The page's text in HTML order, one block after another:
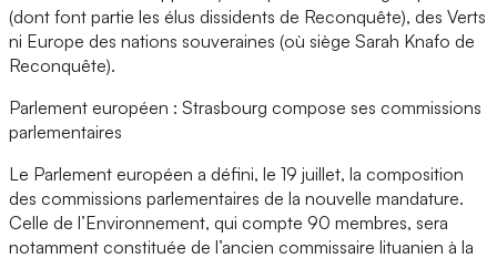
(dont font partie les élus dissidents de Reconquête), des Verts
ni Europe des nations souveraines (où siège Sarah Knafo de
Reconquête).
Parlement européen : Strasbourg compose ses commissions
parlementaires
Le Parlement européen a défini, le 19 juillet, la composition
des commissions parlementaires de la nouvelle mandature.
Celle de l’Environnement, qui compte 90 membres, sera
notamment constituée de l’ancien commissaire lituanien à la